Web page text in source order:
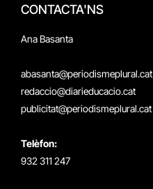
CONTACTA'NS
Ana Basanta
abasanta@periodismeplural.cat
redaccio@diarieducacio.cat
publicitat@periodismeplural.cat
Telèfon:
932 311 247